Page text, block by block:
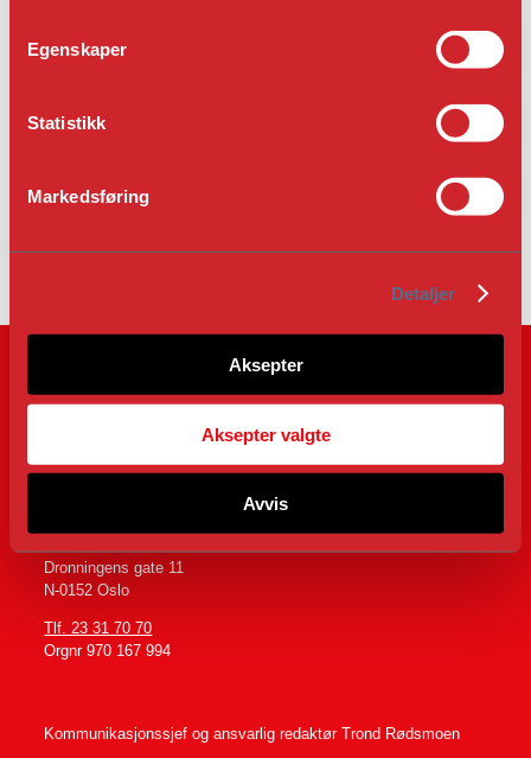
Egenskaper
Statistikk
Markedsføring
Detaljer
Aksepter
Aksepter valgte
Avvis
Dronningens gate 11
N-0152 Oslo
Tlf. 23 31 70 70
Orgnr 970 167 994
Kommunikasjonssjef og ansvarlig redaktørTrond Rødsmoen